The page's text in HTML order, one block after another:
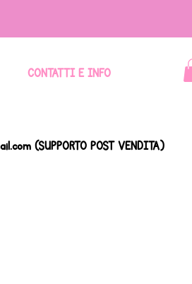
CONTATTI E INFO
(SUPPORTO POST VENDITA)